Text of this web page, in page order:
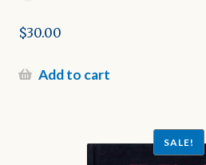
$30.00
Add to cart
SALE!